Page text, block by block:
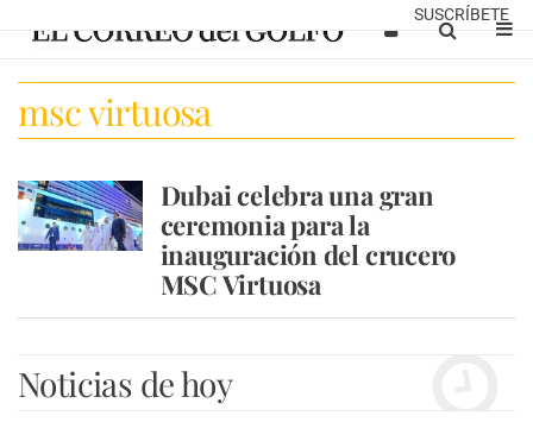
SUSCRÍBETE
msc virtuosa
Dubai celebra una gran
ceremonia para la
inauguración del crucero
MSC Virtuosa
Noticias de hoy